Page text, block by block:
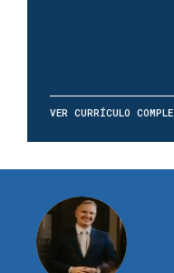
VER CURRÍCULO